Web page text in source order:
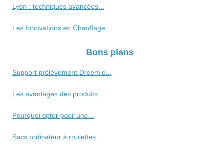
Lyon : techniques avancées...
Les Innovations en Chauffage...
Bons plans
Support prélèvement Dreemio...
Les avantages des produits...
Pourquoi opter pour une...
Sacs ordinateur à roulettes...